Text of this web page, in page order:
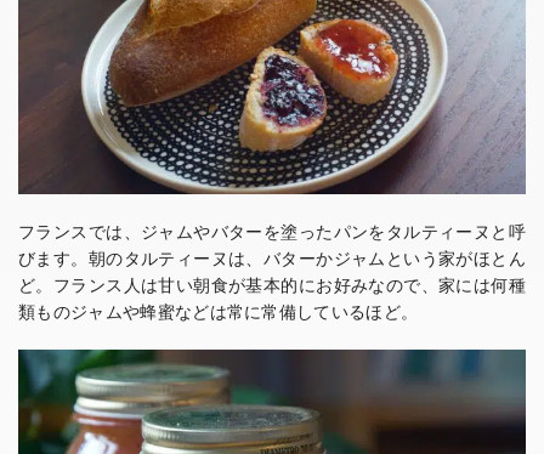
フランスでは、ジャムやバターを塗ったパンをタルティーヌと呼
びます。朝のタルティーヌは、バターかジャムという家がほとん
ど。フランス人は甘い朝食が基本的にお好みなので、家には何種
類ものジャムや蜂蜜などは常に常備しているほど。